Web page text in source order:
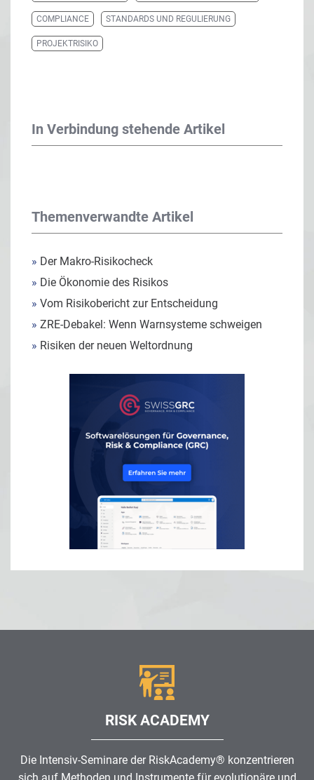
COMPLIANCE STANDARDS UND REGULIERUNG
PROJEKTRISIKO
In Verbindung stehende Artikel
Themenverwandte Artikel
» Der Makro-Risikocheck
» Die Ökonomie des Risikos
» Vom Risikobericht zur Entscheidung
» ZRE-Debakel: Wenn Warnsysteme schweigen
» Risiken der neuen Weltordnung
RISK ACADEMY
Die Intensiv-Seminare der RiskAcademy® konzentrieren
sich auf Methoden und Instrumente für evolutionäre und